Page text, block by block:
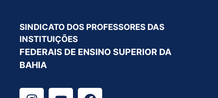
SINDICATO DOS PROFESSORES DAS
INSTITUIÇÕES
FEDERAIS DE ENSINO SUPERIOR DA
BAHIA